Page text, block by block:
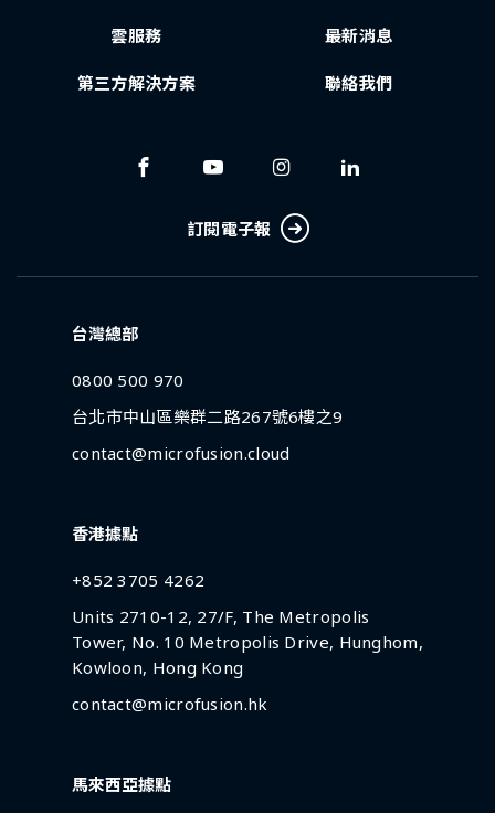
雲服務
第三方解決方案
最新消息
聯絡我們
訂閱電子報
台灣總部
0800 500 970
台北市中山區樂群二路267號6樓之9
contact@microfusion.cloud
香港據點
+852 3705 4262
Units 2710-12, 27/F, The Metropolis
Tower, No. 10 Metropolis Drive, Hunghom,
Kowloon, Hong Kong
contact@microfusion.hk
馬來西亞據點